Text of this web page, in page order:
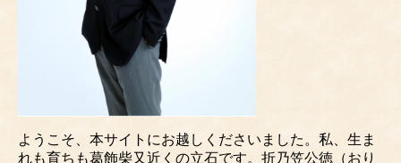
ようこそ、本サイトにお越しくださいました。私、生ま
れも育ちも葛飾柴又近くの立石です。折乃笠公徳（おり